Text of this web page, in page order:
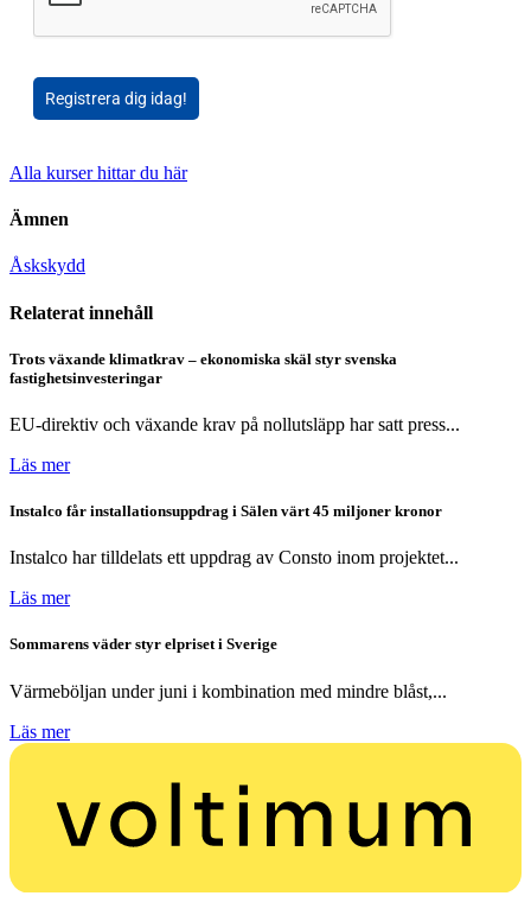
Registrera dig idag!
Alla kurser hittar du här
Ämnen
Åskskydd
Relaterat innehåll
Trots växande klimatkrav – ekonomiska skäl styr svenska
fastighetsinvesteringar
EU-direktiv och växande krav på nollutsläpp har satt press...
Läs mer
Instalco får installationsuppdrag i Sälen värt 45 miljoner kronor
Instalco har tilldelats ett uppdrag av Consto inom projektet...
Läs mer
Sommarens väder styr elpriset i Sverige
Värmeböljan under juni i kombination med mindre blåst,...
Läs mer